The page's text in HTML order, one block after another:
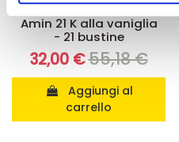
pubblicità e social media, i
con altre informazioni che
raccolto dal suo utilizzo dei
Integratori per dimagrire
Amin 21 K alla vaniglia
- 21 bustine
32,00 €55,18 €
carrello